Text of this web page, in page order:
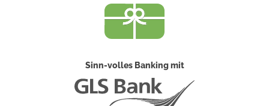
Sinn-volles Banking mit